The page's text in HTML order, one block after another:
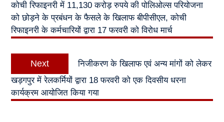
कोची रिफाइनरी में 11,130 करोड़ रुपये की पोलिओल्स परियोजना
को छोड़ने के प्रबंधन के फैसले के खिलाफ बीपीसीएल, कोची
रिफाइनरी के कर्मचारियों द्वारा 17 फरवरी को विरोध मार्च
Next
Next
post:
निजीकरण के खिलाफ एवं अन्य मांगों को लेकर
खड़गपुर में रेलकर्मियों द्वारा 18 फरवरी को एक दिवसीय धरना
कार्यक्रम आयोजित किया गया